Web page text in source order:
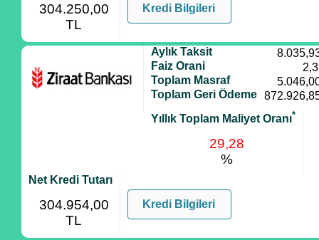
304.250,00
TL
Kredi Bilgileri
Aylık Taksit
Faiz Orani
Toplam Masraf
Toplam Geri Ödeme
Yıllık Toplam Maliyet Oranı*
29,28
%
Net Kredi Tutarı
304.954,00
TL
Kredi Bilgileri